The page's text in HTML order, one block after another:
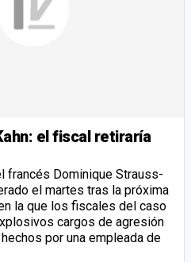
el fiscal retiraría
francés Dominique Strauss-
el martes tras la próxima
la que los fiscales del caso
cargos de agresión
por una empleada de